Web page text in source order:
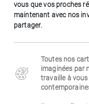
Vœux
Entreprise
vous que vos proches
maintenant avec nos
partager.
Toutes nos
imaginées par
travaille à